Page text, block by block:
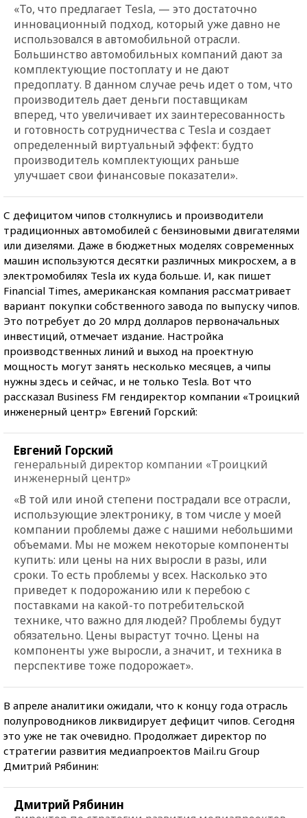
«То, что предлагает Tesla, — это достаточно
инновационный подход, который уже давно не
использовался в автомобильной отрасли.
Большинство автомобильных компаний дают за
комплектующие постоплату и не дают
предоплату. В данном случае речь идет о том, что
производитель дает деньги поставщикам
вперед, что увеличивает их заинтересованность
и готовность сотрудничества с Tesla и создает
определенный виртуальный эффект: будто
производитель комплектующих раньше
улучшает свои финансовые показатели».
С дефицитом чипов столкнулись и производители
традиционных автомобилей с бензиновыми двигателями
или дизелями. Даже в бюджетных моделях современных
машин используются десятки различных микросхем, а в
электромобилях Tesla их куда больше. И, как пишет
Financial Times, американская компания рассматривает
вариант покупки собственного завода по выпуску чипов.
Это потребует до 20 млрд долларов первоначальных
инвестиций, отмечает издание. Настройка
производственных линий и выход на проектную
мощность могут занять несколько месяцев, а чипы
нужны здесь и сейчас, и не только Tesla. Вот что
рассказал Business FM гендиректор компании «Троицкий
инженерный центр» Евгений Горский:
Евгений Горский
генеральный директор компании «Троицкий
инженерный центр»
«В той или иной степени пострадали все отрасли,
использующие электронику, в том числе у моей
компании проблемы даже с нашими небольшими
объемами. Мы не можем некоторые компоненты
купить: или цены на них выросли в разы, или
сроки. То есть проблемы у всех. Насколько это
приведет к подорожанию или к перебою с
поставками на какой-то потребительской
технике, что важно для людей? Проблемы будут
обязательно. Цены вырастут точно. Цены на
компоненты уже выросли, а значит, и техника в
перспективе тоже подорожает».
В апреле аналитики ожидали, что к концу года отрасль
полупроводников ликвидирует дефицит чипов. Сегодня
это уже не так очевидно. Продолжает директор по
стратегии развития медиапроектов Mail.ru Group
Дмитрий Рябинин:
Дмитрий Рябинин